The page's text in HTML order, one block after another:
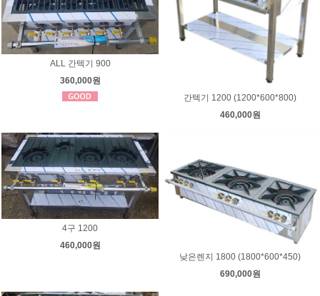
ALL 간텍기 900
360,000원
간텍기 1200 (1200*600*800)
460,000원
4구 1200
460,000원
낮은렌지 1800 (1800*600*450)
690,000원